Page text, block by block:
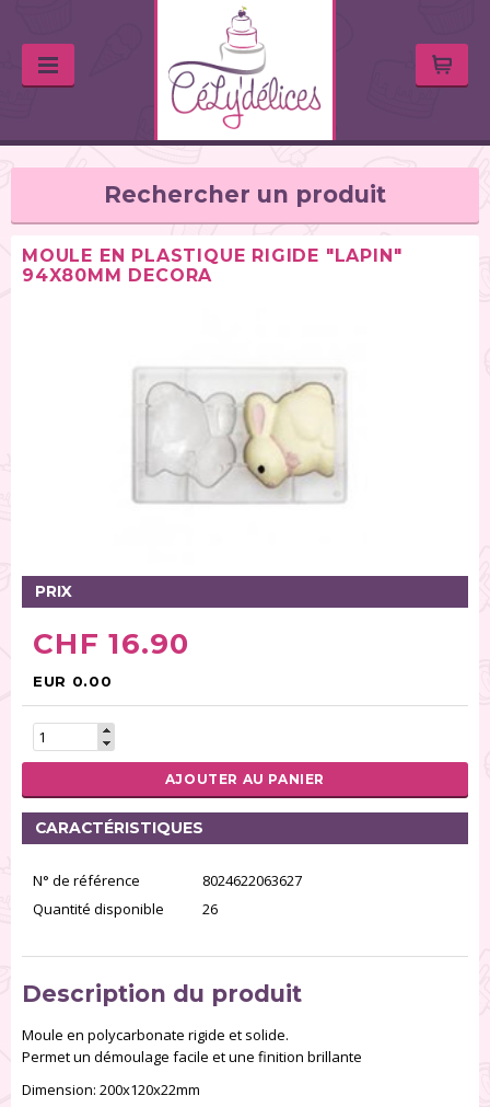
Rechercher un produit
Chalumeaux (1)
Moules (391)
Poches à douille et bouteilles (62)
Spatules / ustensiles (90)
Tables tournantes (5)
Rouleaux (18)
Emporte-pièces (167)
Bordures à gâteaux (35)
Outils pour pâte à sucre (86)
Presses à textures (26)
RÉINITIALISER LA RECHERCHE
MOULE EN PLASTIQUE RIGIDE "LAPIN"
94X80MM DECORA
PRIX
CHF 16.90
EUR 0.00
AJOUTER AU PANIER
CARACTÉRISTIQUES
N° de référence
8024622063627
Quantité disponible
26
Description du produit
Moule en polycarbonate rigide et solide.
Permet un démoulage facile et une finition brillante
Dimension: 200x120x22mm